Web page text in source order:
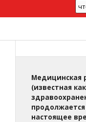
Медицинская
(известная
продолжается
настоящее